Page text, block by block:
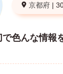
京都府 |
で色んな情報